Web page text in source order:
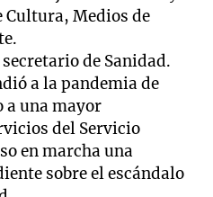
Cultura, Medios de
de Sanidad.
a la pandemia de
a una mayor
del Servicio
en marcha una
sobre el escándalo